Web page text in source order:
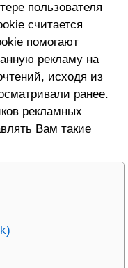
пользователя
считается
помогают
рекламу на
исходя из
ранее.
рекламных
Вам такие